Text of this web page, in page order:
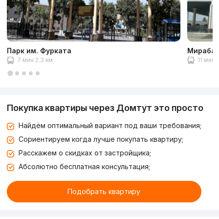
Парк им. Фурката
7 мин 2.3 км 11 мин
Покупка квартиры через Домтут это просто
Найдём оптимальный вариант под ваши требования;
Сориентируем когда лучше покупать квартиру;
Расскажем о скидках от застройщика;
Абсолютно бесплатная консультация;
Подобрать квартиру